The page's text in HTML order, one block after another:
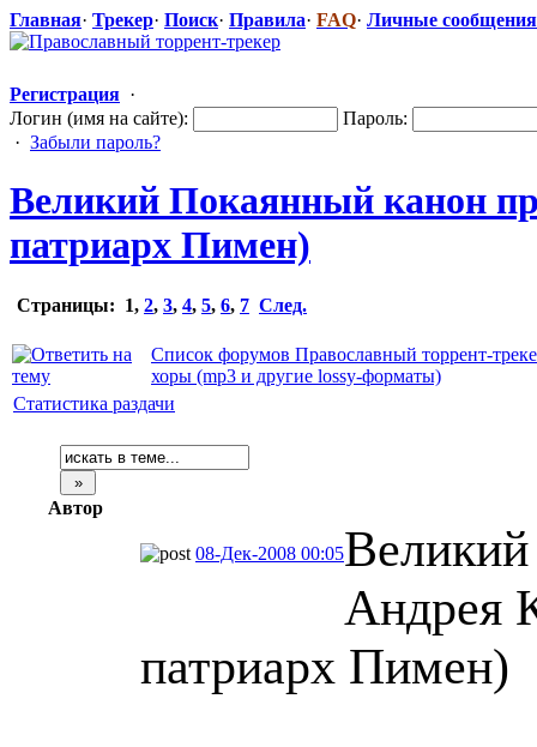
Главная· Трекер· Поиск· Правила· FAQ· Личные сообщения
Регистрация ·
Логин (имя на сайте):
Пароль:
· Забыли пароль?
Великий Покаянный канон
патриарх Пимен)
Страницы: 1, 2, 3, 4, 5, 6, 7 След.
Список форумов Православный торрент-
хоры (mp3 и другие lossy-форматы)
Статистика раздачи
Автор
08-Дек-2008 00:05
Андрея
патриарх Пимен)